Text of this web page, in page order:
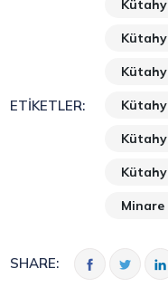
ETIKETLER:
Minare
SHARE: